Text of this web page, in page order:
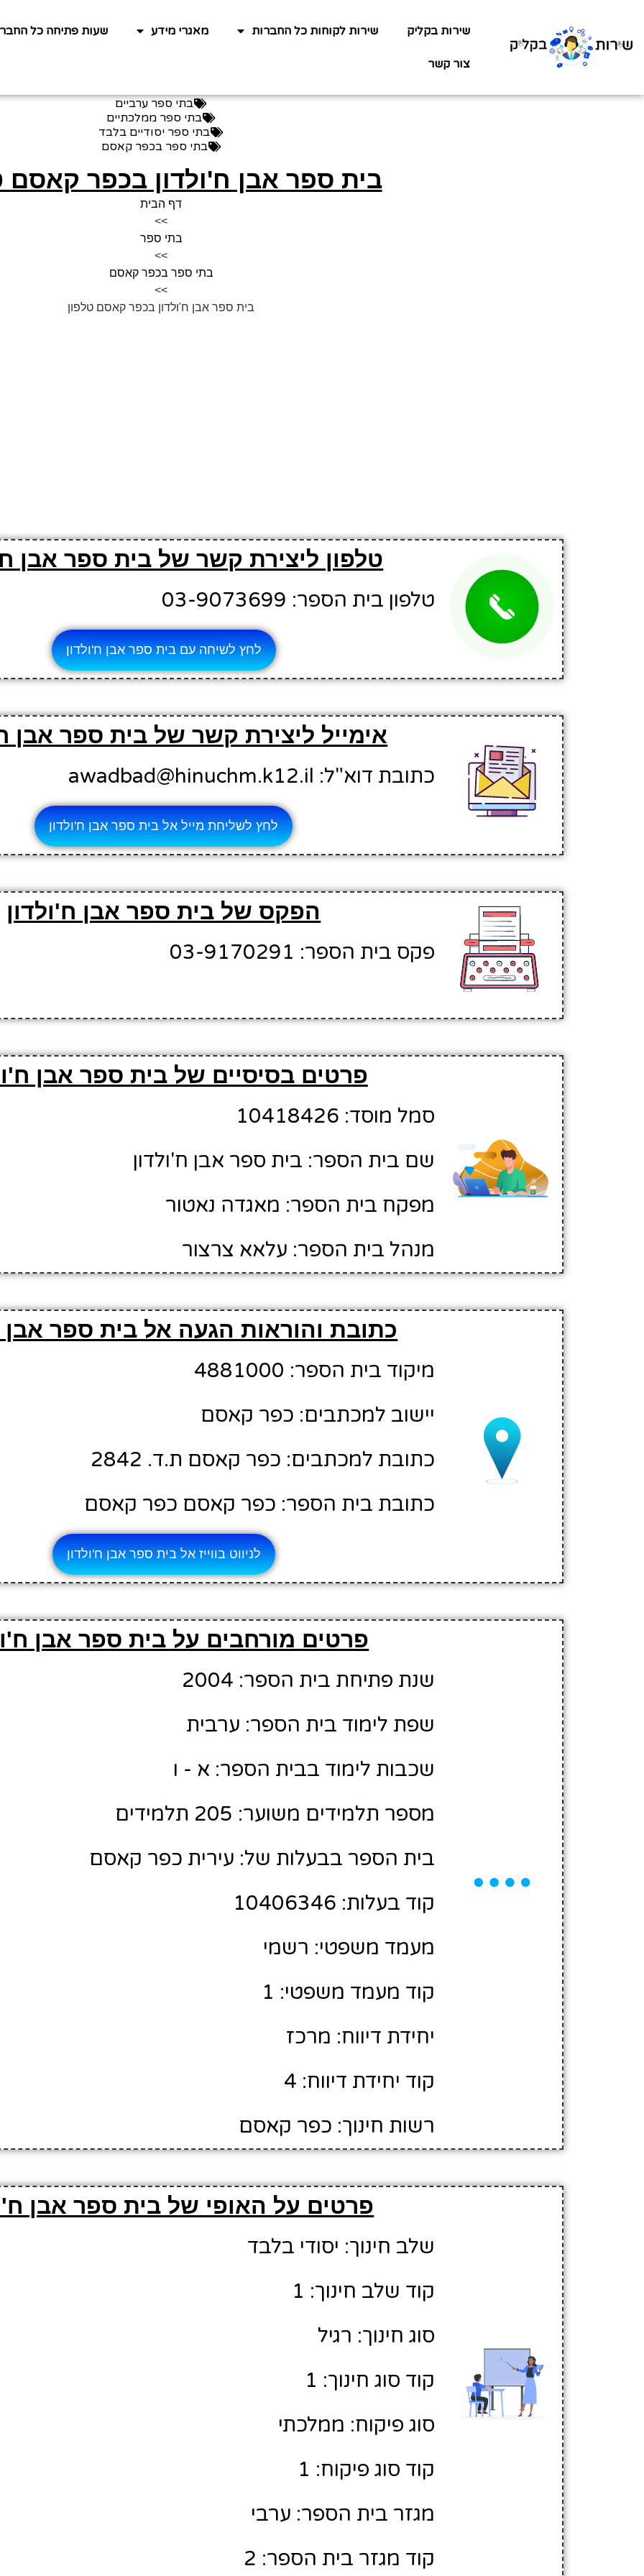
שירות בקליק שירות לקוחות כל החברות מאגרי מידע שעות פתיחה כל
צור קשר
בתי ספר ערביים
בתי ספר ממלכתיים
בתי ספר יסודיים בלבד
בתי ספר בכפר קאסם
בית ספר אבן ח'ולדון בכפר קאסם
דף הבית
>>
בתי ספר
>>
בתי ספר בכפר קאסם
>>
בית ספר אבן ח'ולדון בכפר קאסם טלפון
טלפון ליצירת קשר של בית ספר אבן
טלפון בית הספר: 03-9073699
לחץ לשיחה עם בית ספר אבן ח'ולדון
אימייל ליצירת קשר של בית ספר אבן
כתובת דוא"ל: awadbad@hinuchm.k12.il
לחץ לשליחת מייל אל בית ספר אבן ח'ולדון
הפקס של בית ספר אבן ח'ולדון
פקס בית הספר: 03-9170291
פרטים בסיסיים של בית ספר אבן
סמל מוסד: 10418426
שם בית הספר: בית ספר אבן ח'ולדון
מפקח בית הספר: מאגדה נאטור
מנהל בית הספר: עלאא צרצור
כתובת והוראות הגעה אל בית ספר אבן
מיקוד בית הספר: 4881000
יישוב למכתבים: כפר קאסם
כתובת למכתבים: כפר קאסם ת.ד. 2842
כתובת בית הספר: כפר קאסם כפר קאסם
לניווט בווייז אל בית ספר אבן ח'ולדון
פרטים מורחבים על בית ספר אבן
שנת פתיחת בית הספר: 2004
שפת לימוד בית הספר: ערבית
שכבות לימוד בבית הספר: א - ו
מספר תלמידים משוער: 205 תלמידים
בית הספר בבעלות של: עירית כפר קאסם
קוד בעלות: 10406346
מעמד משפטי: רשמי
קוד מעמד משפטי: 1
יחידת דיווח: מרכז
קוד יחידת דיווח: 4
רשות חינוך: כפר קאסם
פרטים על האופי של בית ספר אבן
שלב חינוך: יסודי בלבד
קוד שלב חינוך: 1
סוג חינוך: רגיל
קוד סוג חינוך: 1
סוג פיקוח: ממלכתי
קוד סוג פיקוח: 1
מגזר בית הספר: ערבי
קוד מגזר בית הספר: 2